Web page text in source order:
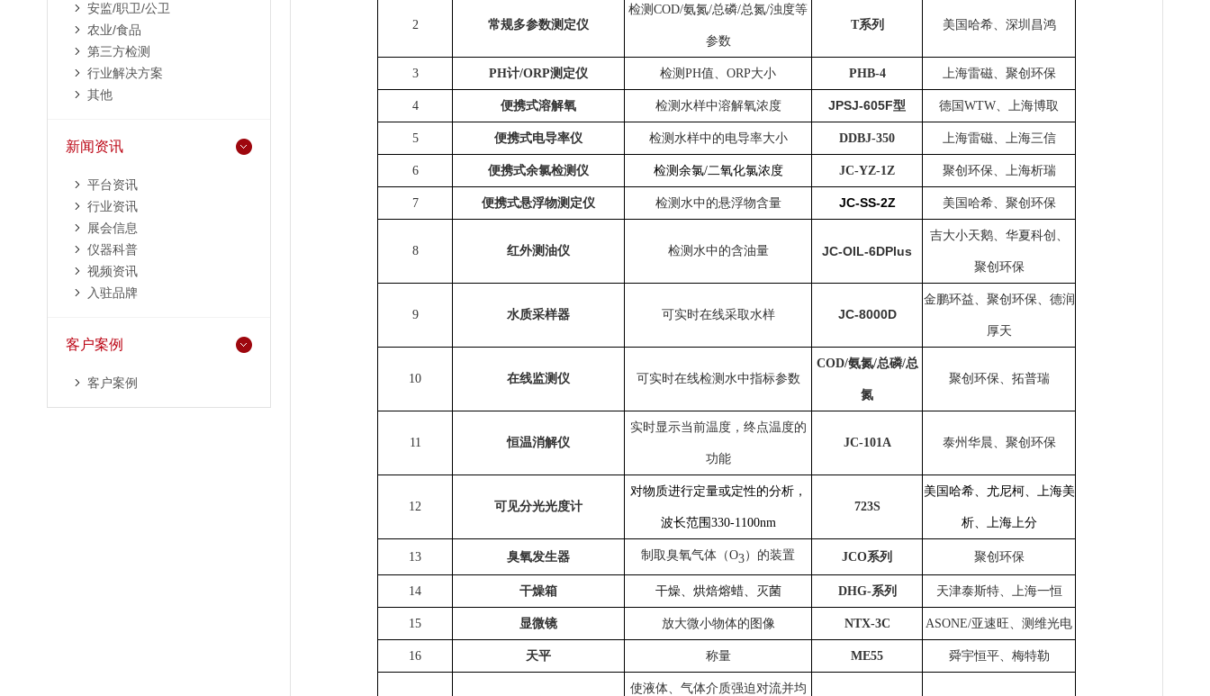
安监/职卫/公卫
农业/食品
第三方检测
行业解决方案
其他
新闻资讯
平台资讯
行业资讯
展会信息
仪器科普
视频资讯
入驻品牌
客户案例
客户案例
2 常规多参数测定仪
检测 COD/氨氮/总磷/总氮/浊度等
参数
T系列 美国哈希、深圳昌鸿
3 PH计/ORP测定仪 检测 PH值、 ORP大小 PHB-4 上海雷磁、聚创环保
4 便携式溶解氧 检测水样中溶解氧浓度 JPSJ-605F型 德国 WTW、上海博取
5 便携式电导率仪 检测水样中的电导率大小 DDBJ-350 上海雷磁、上海三信
6 便携式余氯检测仪 检测余氯/二氧化氯浓度 JC-YZ-1Z 聚创环保、上海析瑞
7 便携式悬浮物测定仪 检测水中的悬浮物含量 JC-SS-2Z 美国哈希、聚创环保
8 红外测油仪 检测水中的含油量 JC-OIL-6DPlus
吉大小天鹅、华夏科创、
聚创环保
9 水质采样器 可实时在线采取水样 JC-8000D
金鹏环益、聚创环保、德润
厚天
10 在线监测仪 可实时在线检测水中指标参数
COD/氨氮/总磷/总
氮
聚创环保、拓普瑞
11 恒温消解仪
实时显示当前温度，终点温度的
功能
JC-101A 泰州华晨、聚创环保
12 可见分光光度计
对物质进行定量或定性的分析，
波长范围 330-1100nm
723S
美国哈希、尤尼柯、上海美
析、上海上分
13 臭氧发生器 制取臭氧气体（O3）的装置 JCO系列 聚创环保
14 干燥箱 干燥、烘焙熔蜡、灭菌 DHG-系列 天津泰斯特、上海一恒
15 显微镜 放大微小物体的图像 NTX-3C ASONE/亚速旺、测维光电
16 天平 称量 ME55 舜宇恒平、梅特勒
使液体、气体介质强迫对流并均